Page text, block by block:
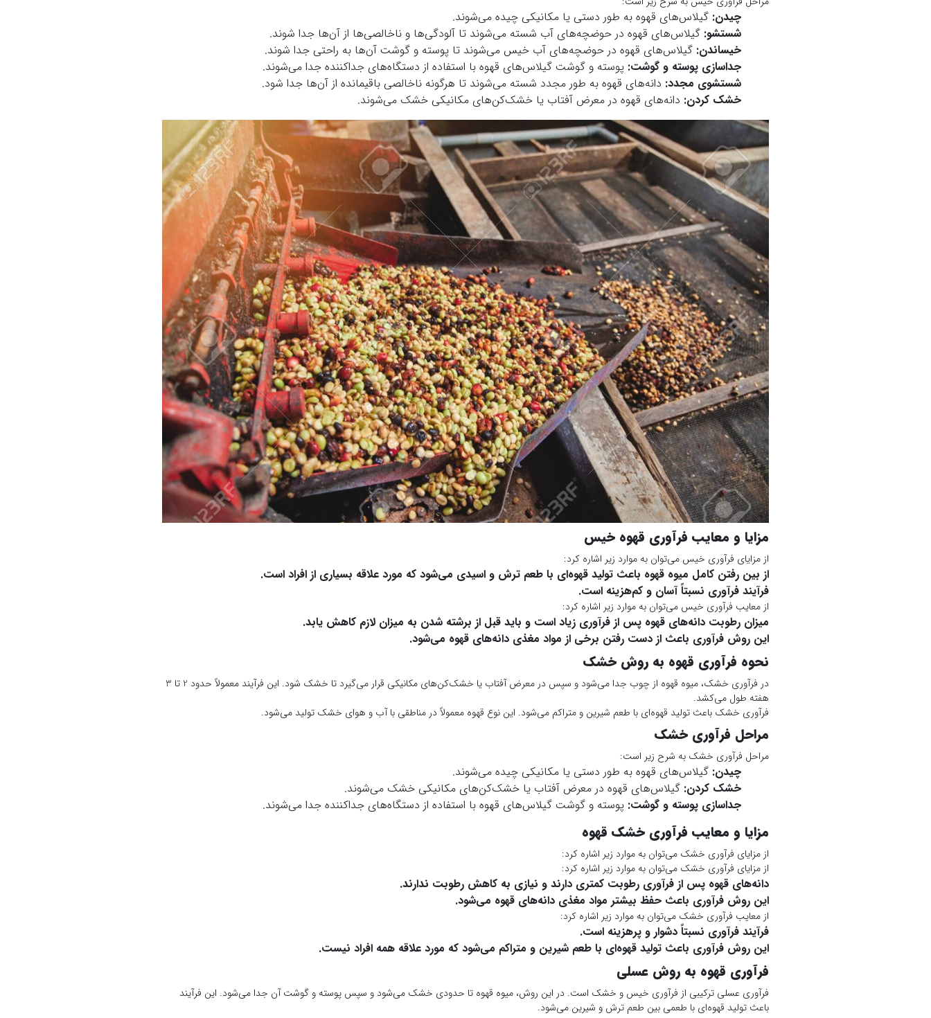
چیدن: گیلاس‌های قهوه به طور دستی یا مکانیکی چیده می‌شوند.
شستشو: گیلاس‌های قهوه در حوضچه‌های آب شسته می‌شوند تا آلودگی‌ها و ناخالصی‌ها از آن‌ها جدا شوند.
خیساندن: گیلاس‌های قهوه در حوضچه‌های آب خیس می‌شوند تا پوسته و گوشت آن‌ها به راحتی جدا شوند.
جداسازی پوسته و گوشت: پوسته و گوشت گیلاس‌های قهوه با استفاده از دستگاه‌های جداکننده جدا می‌شوند.
شستشوی مجدد: دانه‌های قهوه به طور مجدد شسته می‌شوند تا هرگونه ناخالصی باقیمانده از آن‌ها جدا شود.
خشک کردن: دانه‌های قهوه در معرض آفتاب یا خشک‌کن‌های مکانیکی خشک می‌شوند.
مزایا و معایب فرآوری قهوه خیس
از مزایای فرآوری خیس می‌توان به موارد زیر اشاره کرد:
از بین رفتن کامل میوه قهوه باعث تولید قهوه‌ای با طعم ترش و اسیدی می‌شود که مورد علاقه بسیاری از افراد است.
فرآیند فرآوری نسبتاً آسان و کم‌هزینه است.
از معایب فرآوری خیس می‌توان به موارد زیر اشاره کرد:
میزان رطوبت دانه‌های قهوه پس از فرآوری زیاد است و باید قبل از برشته شدن به میزان لازم کاهش یابد.
این روش فرآوری باعث از دست رفتن برخی از مواد مغذی دانه‌های قهوه می‌شود.
نحوه فرآوری قهوه به روش خشک
در فرآوری خشک، میوه قهوه از چوب جدا می‌شود و سپس در معرض آفتاب یا خشک‌کن‌های مکانیکی قرار می‌گیرد تا خشک شود. این فرآیند معمولاً حدود 2 تا 3
هفته طول می‌کشد.
فرآوری خشک باعث تولید قهوه‌ای با طعم شیرین و متراکم می‌شود. این نوع قهوه معمولاً در مناطقی با آب و هوای خشک تولید می‌شود.
مراحل فرآوری خشک
مراحل فرآوری خشک به شرح زیر است:
چیدن: گیلاس‌های قهوه به طور دستی یا مکانیکی چیده می‌شوند.
خشک کردن: گیلاس‌های قهوه در معرض آفتاب یا خشک‌کن‌های مکانیکی خشک می‌شوند.
جداسازی پوسته و گوشت: پوسته و گوشت گیلاس‌های قهوه با استفاده از دستگاه‌های جداکننده جدا می‌شوند.
مزایا و معایب فرآوری خشک قهوه
از مزایای فرآوری خشک می‌توان به موارد زیر اشاره کرد:
از مزایای فرآوری خشک می‌توان به موارد زیر اشاره کرد:
دانه‌های قهوه پس از فرآوری رطوبت کمتری دارند و نیازی به کاهش رطوبت ندارند.
این روش فرآوری باعث حفظ بیشتر مواد مغذی دانه‌های قهوه می‌شود.
از معایب فرآوری خشک می‌توان به موارد زیر اشاره کرد:
فرآیند فرآوری نسبتاً دشوار و پرهزینه است.
این روش فرآوری باعث تولید قهوه‌ای با طعم شیرین و متراکم می‌شود که مورد علاقه همه افراد نیست.
فرآوری قهوه به روش عسلی
فرآوری عسلی ترکیبی از فرآوری خیس و خشک است. در این روش، میوه قهوه تا حدودی خشک می‌شود و سپس پوسته و گوشت آن جدا می‌شود. این فرآیند
باعث تولید قهوه‌ای با طعمی بین طعم ترش و شیرین می‌شود.